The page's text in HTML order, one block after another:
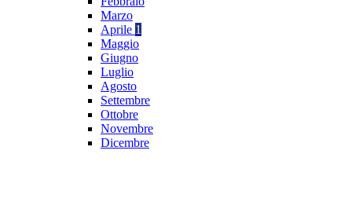
Marzo
Aprile 1
Maggio
Giugno
Luglio
Agosto
Settembre
Ottobre
Novembre
Dicembre